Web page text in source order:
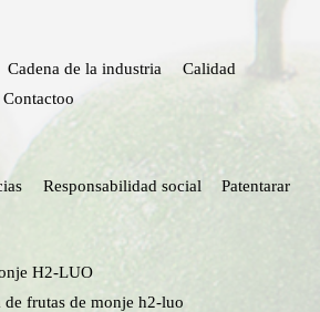
Cadena de la industria
Calidad
Contactoo
Responsabilidad social Patentarar
H2-LUO
frutas de monje h2-luo